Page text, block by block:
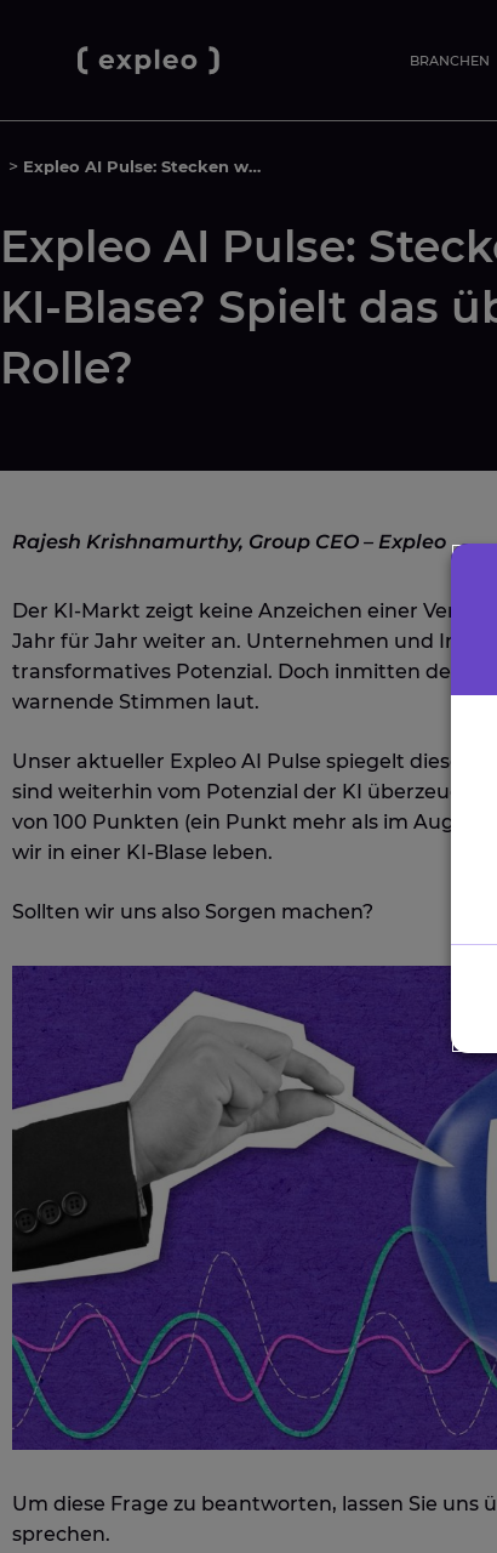
BRANCHEN
> Expleo AI Pulse: Stecken wir in einer KI-Blase? Spielt das überhaupt eine Rolle?
Expleo AI Pulse:
KI-Blase? Spielt das
Rolle?
Rajesh Krishnamurthy, Group CEO – Expleo
Der KI-Markt zeigt keine Anzeichen einer
Jahr für Jahr weiter an. Unternehmen und
transformatives Potenzial. Doch inmitten der
warnende Stimmen laut.
Unser aktueller Expleo AI Pulse spiegelt diese
sind weiterhin vom Potenzial der KI überzeugt
von 100 Punkten (ein Punkt mehr als im
wir in einer KI-Blase leben.
Sollten wir uns also Sorgen machen?
Um diese Frage zu beantworten, lassen Sie uns
sprechen.